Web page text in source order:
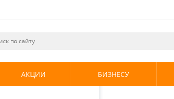
и
использования.
.
АКЦИИ БИЗНЕСУ